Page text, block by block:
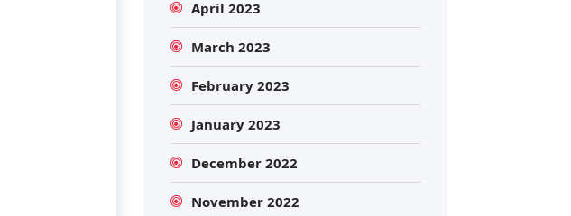
April 2023
March 2023
February 2023
January 2023
December 2022
November 2022